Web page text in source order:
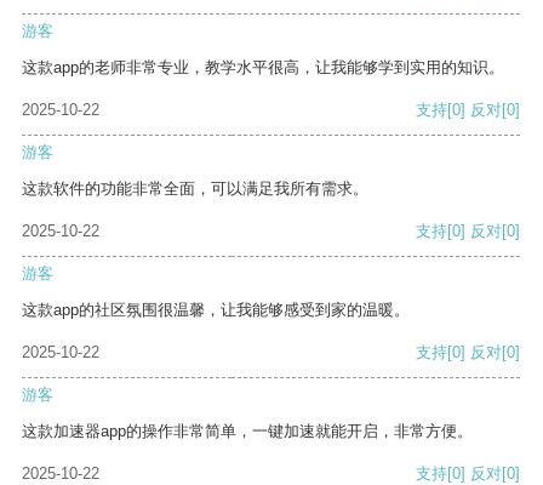
游客
这款app的老师非常专业，教学水平很高，让我能够学到实用的知识。
2025-10-22 支持[0] 反对[0]
游客
这款软件的功能非常全面，可以满足我所有需求。
2025-10-22 支持[0] 反对[0]
游客
这款app的社区氛围很温馨，让我能够感受到家的温暖。
2025-10-22 支持[0] 反对[0]
游客
这款加速器app的操作非常简单，一键加速就能开启，非常方便。
2025-10-22 支持[0] 反对[0]